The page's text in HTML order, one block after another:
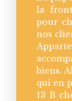
la
pour
nos
biens.
qui en
13 B